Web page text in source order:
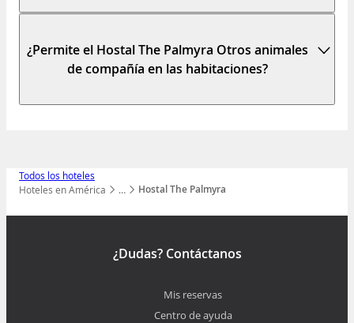
Todos los hoteles
…
Mostrar todos los niveles
Hoteles en América Hostal The Palmyra
¿Permite el Hostal The Palmyra Otros animales
de compañía en las habitaciones?
¿Dudas? Contáctanos
Mis reservas
Centro de ayuda